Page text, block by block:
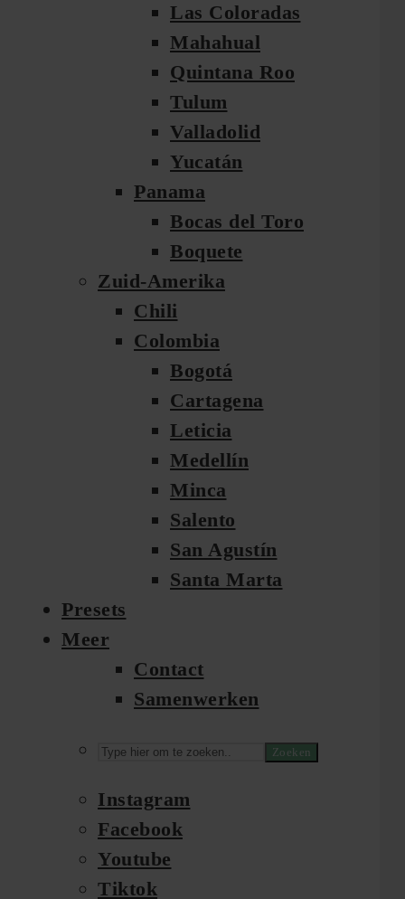
Las Coloradas
Mahahual
Quintana Roo
Tulum
Valladolid
Yucatán
Panama
Bocas del Toro
Boquete
Zuid-Amerika
Chili
Colombia
Bogotá
Cartagena
Leticia
Medellín
Minca
Salento
San Agustín
Santa Marta
Presets
Meer
Contact
Samenwerken
Zoeken
Instagram
Facebook
Youtube
Tiktok